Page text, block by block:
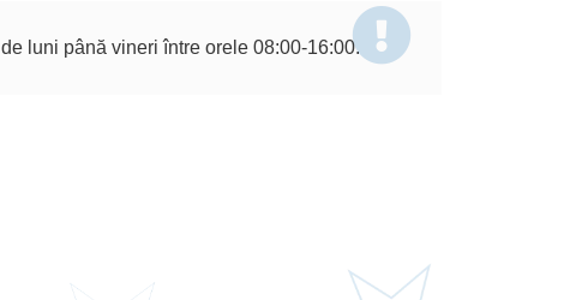
de luni până vineri între orele 08:00-16:00.